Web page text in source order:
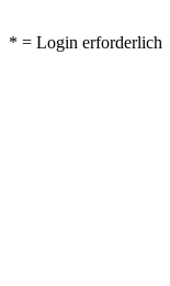
* = Login erforderlich